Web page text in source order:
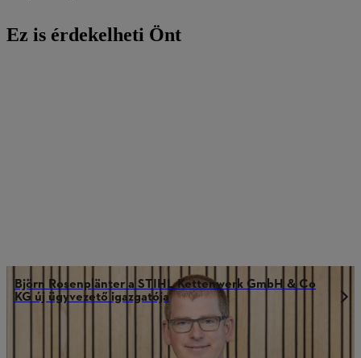
Ez is érdekelheti Önt
Björn Rosenplänter a STIHL Kettenwerk GmbH & Co
KG új ügyvezető igazgatója